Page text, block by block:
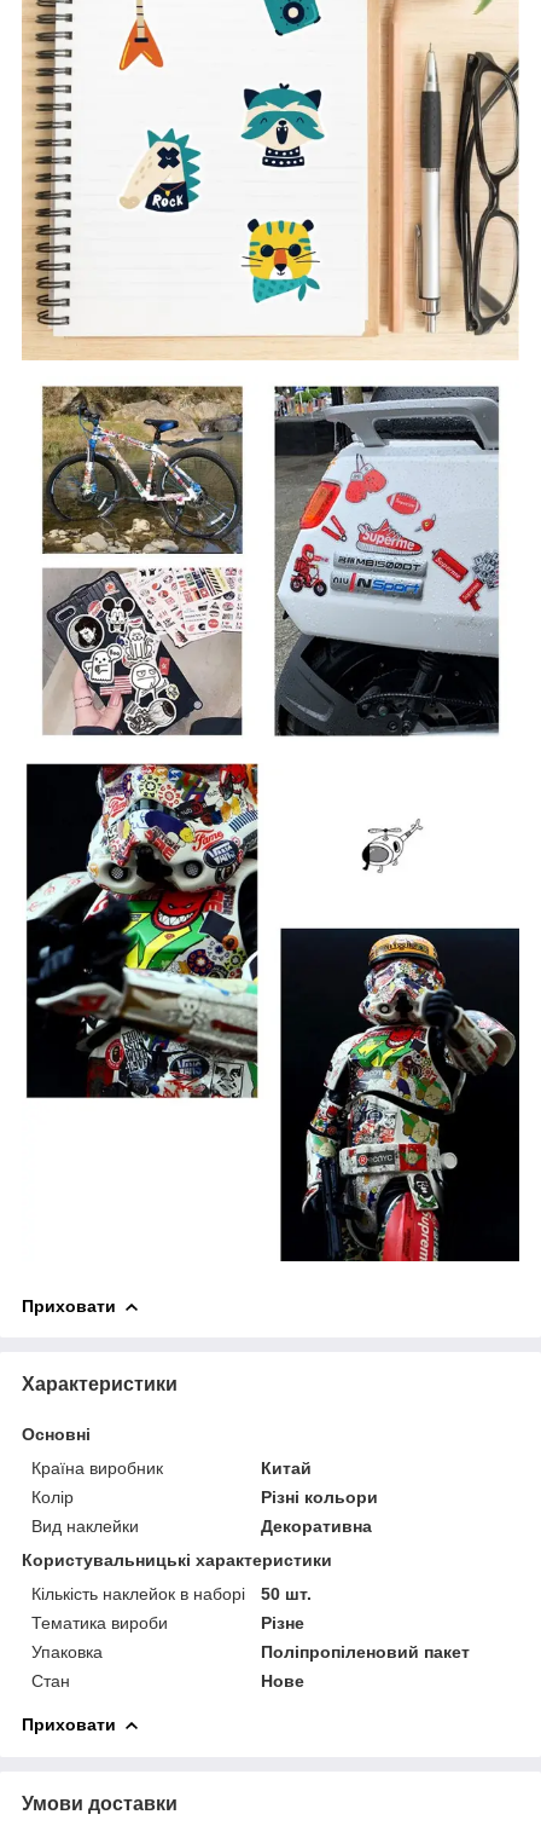
Приховати
Характеристики
Основні
Країна виробник
Китай
Колір
Різні кольори
Вид наклейки
Декоративна
Користувальницькі характеристики
Кількість наклейок в наборі
50 шт.
Тематика вироби
Різне
Упаковка
Поліпропіленовий пакет
Стан
Нове
Приховати
Умови доставки